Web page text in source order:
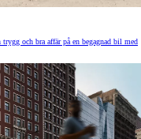
och bra affär på en begagnad bil med